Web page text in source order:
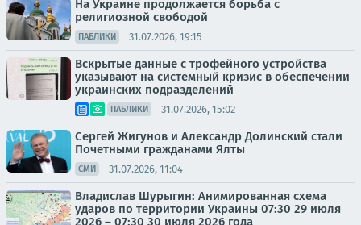
На Украине продолжается борьба с
религиозной свободой
ПАБЛИКИ 31.07.2026, 19:15
Вскрытые данные с трофейного устройства
указывают на системный кризис в обеспечении
украинских подразделений
ПАБЛИКИ 31.07.2026, 15:02
Сергей Жигунов и Александр Долинский стали
Почетными гражданами Ялты
СМИ 31.07.2026, 11:04
Владислав Шурыгин: Анимированная схема
ударов по территории Украины 07:30 29 июля
2026 – 07:30 30 июля 2026 года